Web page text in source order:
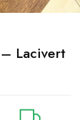
Lacivert